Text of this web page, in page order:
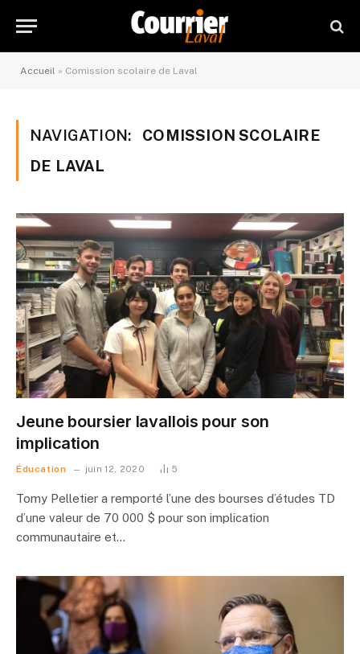
Accueil » Comission scolaire de Laval
NAVIGATION:
COMISSION SCOLAIRE
DE LAVAL
Jeune boursier lavallois pour son
implication
Éducation juin 12, 2020 5
Tomy Pelletier a remporté l’une des bourses d’études TD
d’une valeur de 70 000 $ pour son implication
communautaire et…